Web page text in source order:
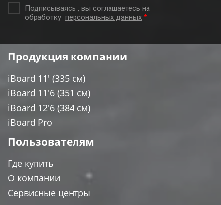
Подписываясь , вы соглашаетесь на
обработку персональных данных *
Продукция компании
iBoard 11' (335 см)
iBoard 11'6 (351 см)
iBoard 12'6 (384 см)
iBoard Pro
Пользователям
Где купить
О компании
Сервисные центры